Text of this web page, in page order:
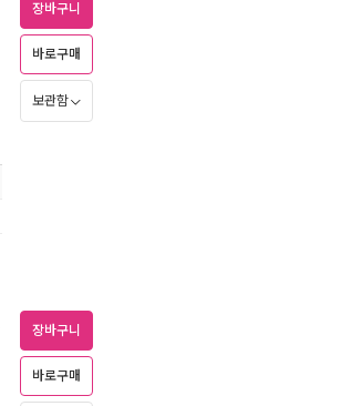
장바구니
바로구매
보관함
장바구니
바로구매